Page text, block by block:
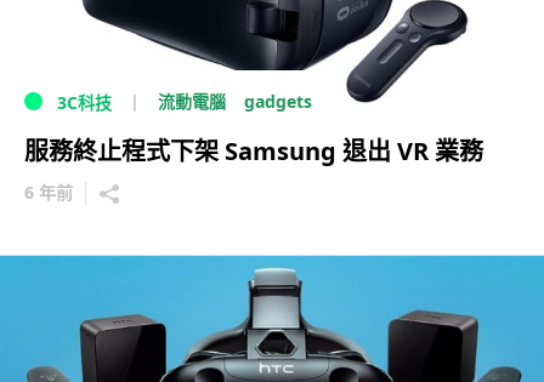
3C科技 流動電腦 gadgets
服務終止程式下架 Samsung 退出 VR 業務
6 年前